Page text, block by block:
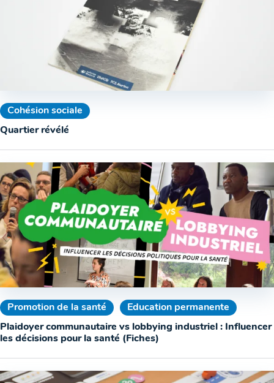
Cohésion sociale
Quartier révélé
Promotion de la santé
Education permanente
Plaidoyer communautaire vs lobbying industriel : Influencer
les décisions pour la santé (Fiches)